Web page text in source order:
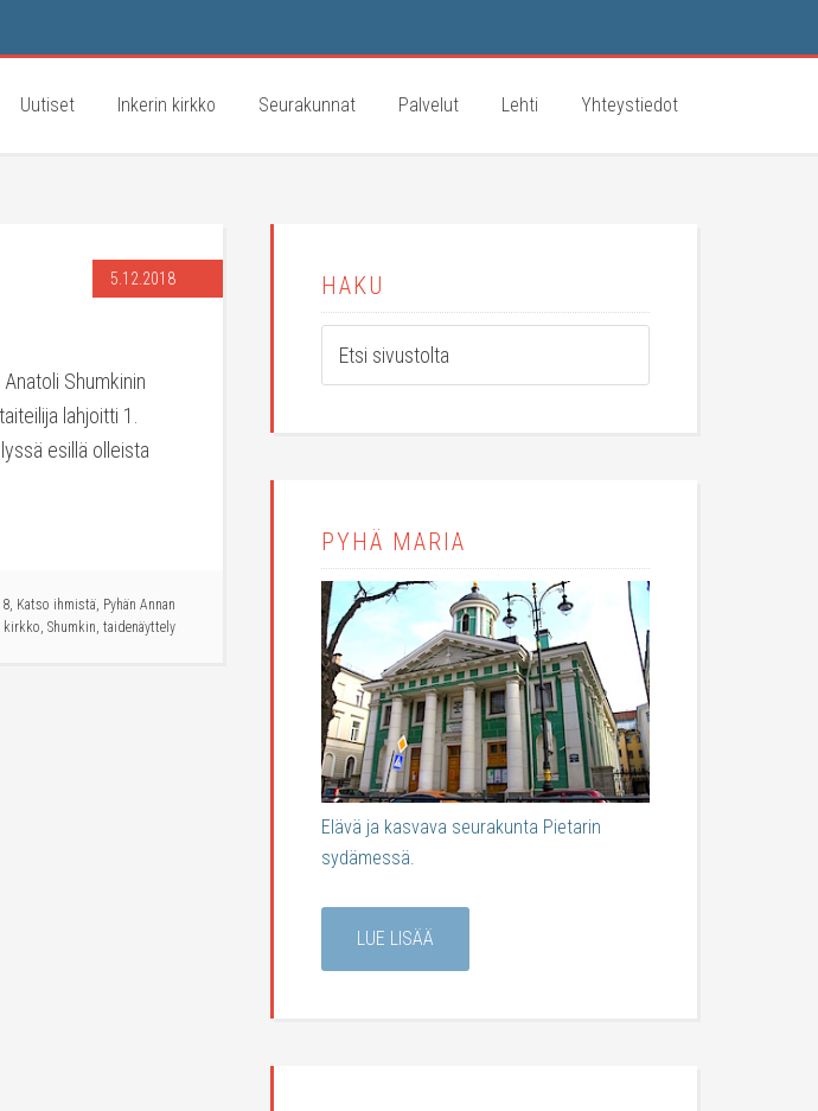
Uutiset Inkerin kirkko Seurakunnat Palvelut Lehti Yhteystiedot
5.12.2018
Shumkinin
lahjoitti 1.
esillä olleista
, Katso ihmistä, Pyhän Annan
kirkko, Shumkin, taidenäyttely
HAKU
PYHÄ MARIA
Elävä ja kasvava seurakunta Pietarin
sydämessä.
LUE LISÄÄ